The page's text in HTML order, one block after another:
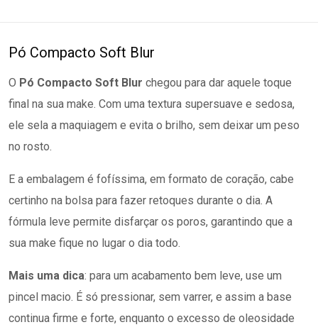
Pó Compacto Soft Blur
O Pó Compacto Soft Blur chegou para dar aquele toque
final na sua make. Com uma textura supersuave e sedosa,
ele sela a maquiagem e evita o brilho, sem deixar um peso
no rosto.
E a embalagem é fofíssima, em formato de coração, cabe
certinho na bolsa para fazer retoques durante o dia. A
fórmula leve permite disfarçar os poros, garantindo que a
sua make fique no lugar o dia todo.
Mais uma dica: para um acabamento bem leve, use um
pincel macio. É só pressionar, sem varrer, e assim a base
continua firme e forte, enquanto o excesso de oleosidade